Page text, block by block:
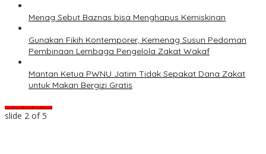
Menag Sebut Baznas bisa Menghapus Kemiskinan
Gunakan Fikih Kontemporer, Kemenag Susun Pedoman
Pembinaan Lembaga Pengelola Zakat Wakaf
Mantan Ketua PWNU Jatim Tidak Sepakat Dana Zakat
untuk Makan Bergizi Gratis
slide 2 of 5